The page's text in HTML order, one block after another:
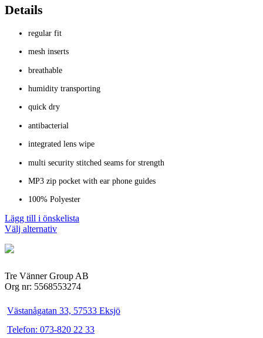
695.00 kr.
Details
regular fit
mesh inserts
breathable
humidity transporting
quick dry
antibacterial
integrated lens wipe
multi security stitched seams for strength
MP3 zip pocket with ear phone guides
100% Polyester
Lägg till i önskelista
Välj alternativDen
varianter.
De
alternativen
väljas
Tre Vänner Group AB
Org nr: 5568553274
Västanågatan 33, 57533 Eksjö
Telefon: 073-820 22 33